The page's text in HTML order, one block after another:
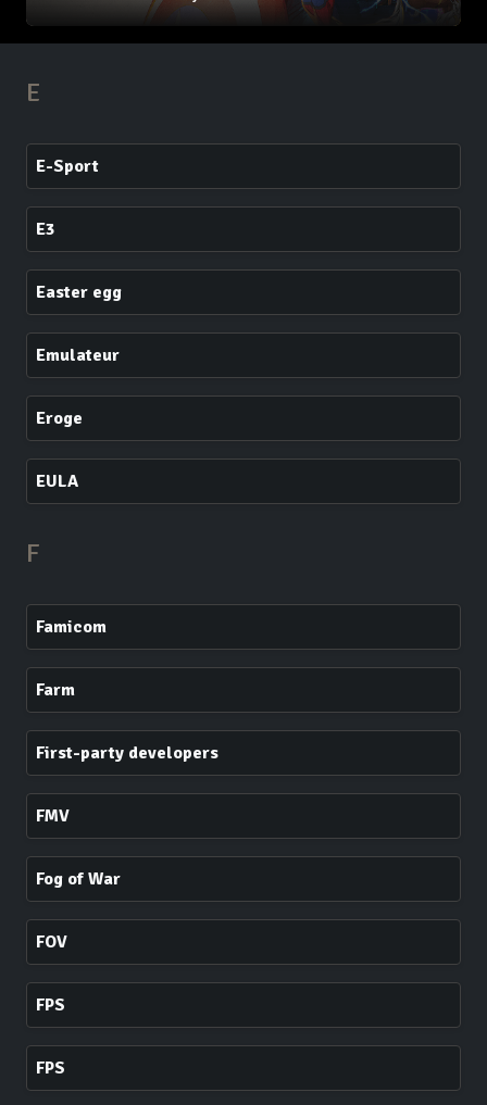
E
E-Sport
E3
Easter egg
Emulateur
Eroge
EULA
F
Famicom
Farm
First-party developers
FMV
Fog of War
FOV
FPS
FPS